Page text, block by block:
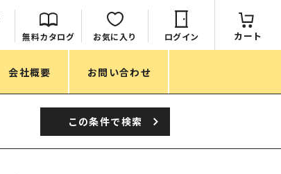
無料カタログ お気に入り ログイン カート
会社概要 お問い合わせ
この条件で検索